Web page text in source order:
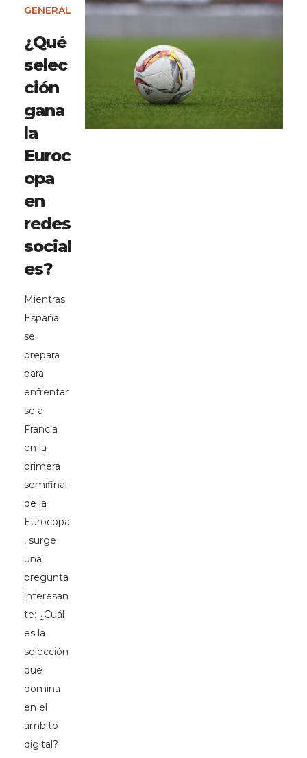
GENERAL
¿Qué
selec
ción
gana
la
Euroc
opa
en
redes
social
es?
Mientras
España
se
prepara
para
enfrentar
se a
Francia
en la
primera
semifinal
de la
Eurocopa
, surge
una
pregunta
interesan
te: ¿Cuál
es la
selección
que
domina
en el
ámbito
digital?